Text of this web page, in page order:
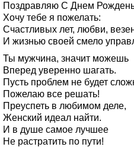
Поздравляю С Днем
Хочу тебе я пожелать:
Счастливых лет, любви,
И жизнью своей смело
Ты мужчина, значит можешь
Вперед уверенно шагать.
Пусть проблем не будет
Пожелаю все решать!
Преуспеть в любимом деле,
Женский идеал найти.
И в душе самое лучшее
Не растратить по пути!